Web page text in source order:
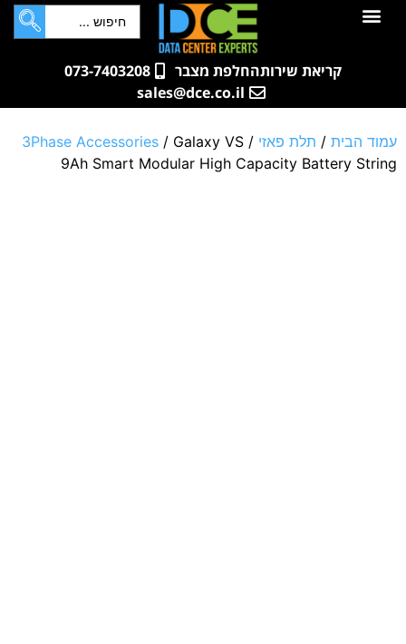
לתוכן
קריאת שירותהחלפת מצבר
073-7403208
sales@dce.co.il
עמוד הבית / תלת פאזי /
3Phase Accessories / Galaxy VS
9Ah Smart Modular High Capacity Battery String